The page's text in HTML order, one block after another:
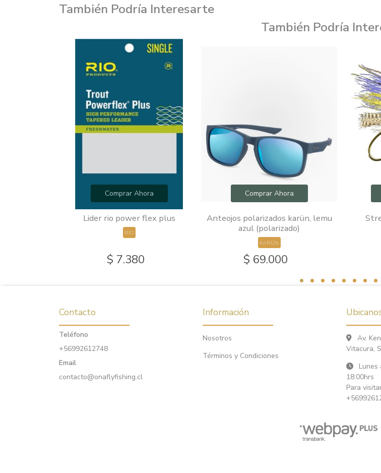
También Podría Interesarte
También Podría
Comprar Ahora
Lider rio power flex plus
RIO
$ 7.380
Comprar Ahora
Anteojos polarizados karün, lemu
azul (polarizado)
KARÜN
$ 69.000
Contacto
Teléfono
+56992612748
Email
contacto@onaflyfishing.cl
Información
Nosotros
Términos y Condiciones
Av.
Vitacura,
Lunes
18:00hrs
Para